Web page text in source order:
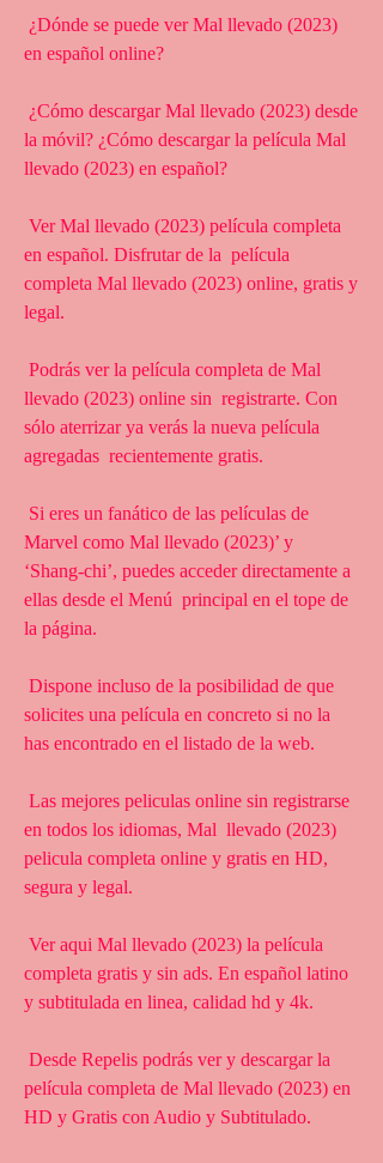
en español online?
la móvil? ¿Cómo descargar la película Mal
llevado (2023) en español?
en español. Disfrutar de la  película
completa Mal llevado (2023) online, gratis y
legal.
llevado (2023) online sin  registrarte. Con
sólo aterrizar ya verás la nueva película
agregadas  recientemente gratis.
Marvel como Mal llevado (2023)’ y
‘Shang-chi’, puedes acceder directamente a
ellas desde el Menú  principal en el tope de
la página.
solicites una película en concreto si no la
has encontrado en el listado de la web.
en todos los idiomas, Mal  llevado (2023)
pelicula completa online y gratis en HD,
segura y legal.
completa gratis y sin ads. En español latino
y subtitulada en linea, calidad hd y 4k.
película completa de Mal llevado (2023) en
HD y Gratis con Audio y Subtitulado.